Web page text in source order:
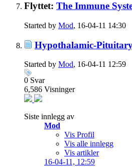
Flyttet: The Immune
Started by Mod, 16-04-11 14:30
Hypothalamic-
Started by Mod, 16-04-11 12:59
0 Svar
6,586 Visninger
Siste innlegg av
Mod
Vis Profil
Vis alle innlegg
Vis artikler
16-04-11, 12:59